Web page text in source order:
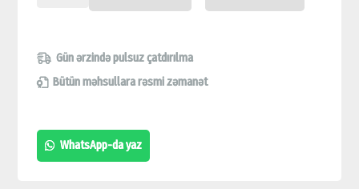
PARKİNG
PROQRAMININ
LİSENZİYANI
TANIYAN
Gün ərzində pulsuz çatdırılma
Bütün məhsullara rəsmi zəmanət
WhatsApp-da yaz